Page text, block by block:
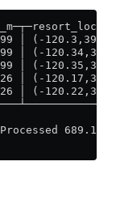
│ (-
│ (-
(-
│ (-
│ (-